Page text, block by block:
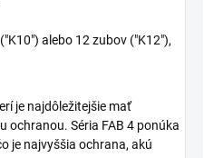
alebo 12 zubov ("K12"),
je najdôležitejšie mať
ochranou. Séria FAB 4 ponúka
je najvyššia ochrana, akú